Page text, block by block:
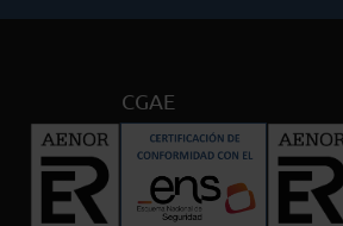
CGAE